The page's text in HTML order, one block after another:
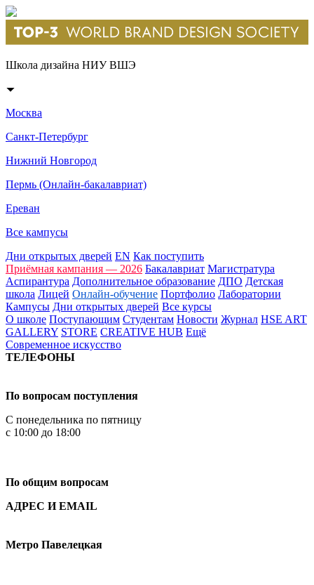
Школа дизайна НИУ ВШЭ
Москва
Санкт-Петербург
Нижний Новгород
Пермь (Онлайн-бакалавриат)
Ереван
Все кампусы
Дни открытых дверей EN Как поступить
Приёмная кампания — 2026 Бакалавриат Магистратура
Аспирантура Дополнительное образование ДПО Детская
школа Лицей Онлайн-обучение Портфолио Лаборатории
Кампусы Дни открытых дверей Все курсы
О школе Поступающим Студентам Новости Журнал HSE ART
GALLERY STORE CREATIVE HUB Ещё
Современное искусство
ТЕЛЕФОНЫ
По вопросам поступления
С понедельника по пятницу
с 10:00 до 18:00
По общим вопросам
АДРЕС И EMAIL
Метро Павелецкая